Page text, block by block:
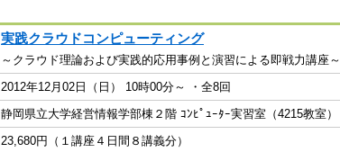
実践クラウドコンピューティング
～クラウド理論および実践的応用事例と演習による即戦力講座～
2012年12月02日（日） 10時00分～ ・全8回
静岡県立大学経営情報学部棟２階 ｺﾝﾋﾟｭｰﾀｰ実習室（4215教室）
23,680円（１講座４日間８講義分）